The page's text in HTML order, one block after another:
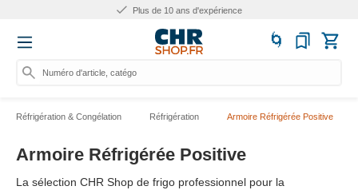
Plus de 25.000 produits
Numéro d'article, catégorie ou no
Réfrigération & Congélation Réfrigération Armoire Réfrigérée Positive
Armoire Réfrigérée Positive
La sélection CHR Shop de frigo professionnel pour la